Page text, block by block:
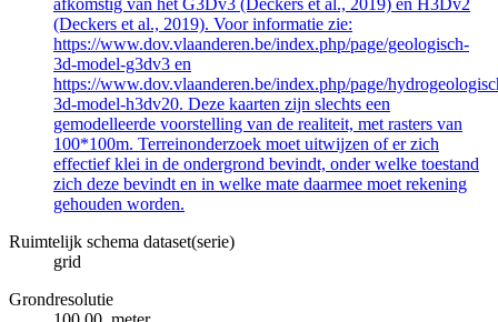
(Deckers et al., 2019). Voor informatie zie:
https://www.dov.vlaanderen.be/index.php/page/geologisch-
3d-model-g3dv3 en
https://www.dov.vlaanderen.be/index.php/page/
3d-model-h3dv20. Deze kaarten zijn slechts een
gemodelleerde voorstelling van de realiteit, met rasters van
100*100m. Terreinonderzoek moet uitwijzen of er zich
effectief klei in de ondergrond bevindt, onder welke toestand
zich deze bevindt en in welke mate daarmee moet rekening
gehouden worden.
Ruimtelijk schema dataset(serie)
grid
Grondresolutie